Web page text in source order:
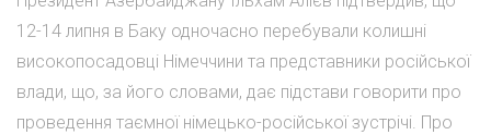
12-14 липня в Баку одночасно перебували колишні
високопосадовці Німеччини та представники російської
влади, що, за його словами, дає підстави говорити про
проведення таємної німецько-російської зустрічі. Про